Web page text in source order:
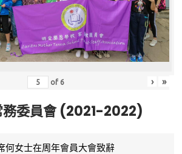
of 6 › »
務委員會 (2021-2022)
何女士在周年會員大會致辭